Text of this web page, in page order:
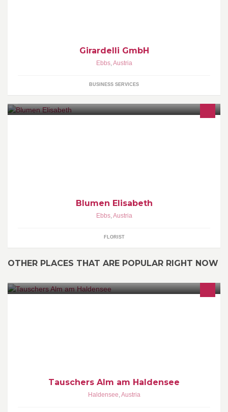
Girardelli GmbH
Ebbs,Austria
BUSINESS SERVICES
Blumen Elisabeth
Ebbs,Austria
FLORIST
OTHER PLACES THAT ARE POPULAR RIGHT NOW
Tauschers Alm am Haldensee
Haldensee,Austria